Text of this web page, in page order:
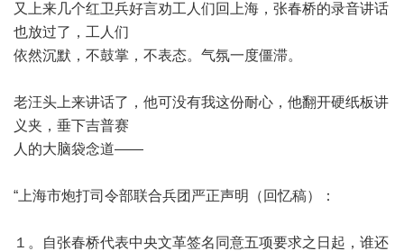
又上来几个红卫兵好言劝工人们回上海，张春桥的录音讲话
也放过了，工人们
依然沉默，不鼓掌，不表态。气氛一度僵滞。
老汪头上来讲话了，他可没有我这份耐心，他翻开硬纸板讲
义夹，垂下吉普赛
人的大脑袋念道——
“ 上海市炮打司令部联合兵团严正声明（回忆稿）：
１。自张春桥代表中央文革签名同意五项要求之日起，谁还